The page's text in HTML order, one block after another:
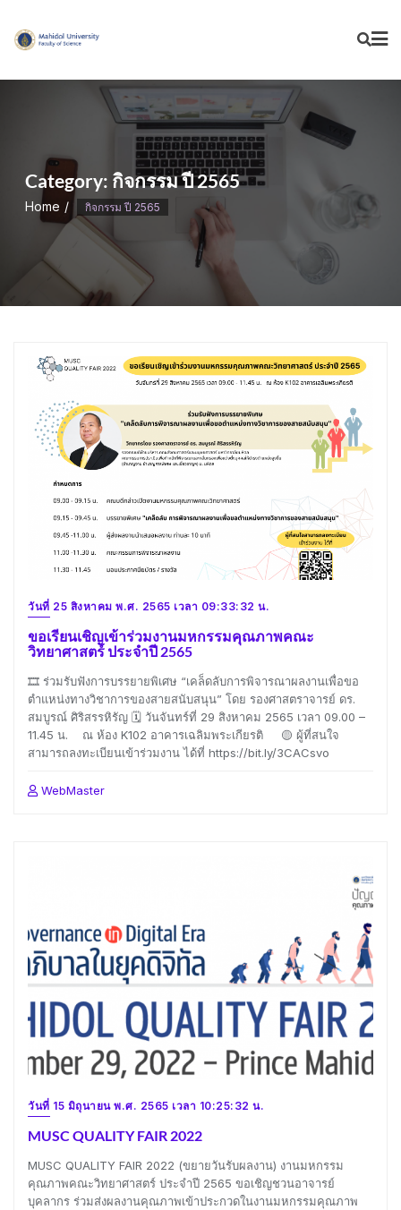
content
Category: กิจกรรม ปี 2565
Home กิจกรรม ปี 2565
วันที่ 25 สิงหาคม พ.ศ. 2565 เวลา 09:33:32 น.
ขอเรียนเชิญเข้าร่วมงานมหกรรมคุณภาพคณะ
วิทยาศาสตร์ ประจำปี 2565
🎞 ร่วมรับฟังการบรรยายพิเศษ “เคล็ดลับการพิจารณาผลงานเพื่อขอ
ตำแหน่งทางวิชาการของสายสนับสนุน” โดย รองศาสตราจารย์ ดร.
สมบูรณ์ ศิริสรรหิรัญ 🗓 วันจันทร์ที่ 29 สิงหาคม 2565 เวลา 09.00 –
11.45 น. ณ ห้อง K102 อาคารเฉลิมพระเกียรติ 🟡 ผู้ที่สนใจ
สามารถลงทะเบียนเข้าร่วมงาน ได้ที่ https://bit.ly/3CACsvo
WebMaster
วันที่ 15 มิถุนายน พ.ศ. 2565 เวลา 10:25:32 น.
MUSC QUALITY FAIR 2022
MUSC QUALITY FAIR 2022 (ขยายวันรับผลงาน) งานมหกรรม
คุณภาพคณะวิทยาศาสตร์ ประจำปี 2565 ขอเชิญชวนอาจารย์
บุคลากร ร่วมส่งผลงานคุณภาพเข้าประกวดในงานมหกรรมคุณภาพ